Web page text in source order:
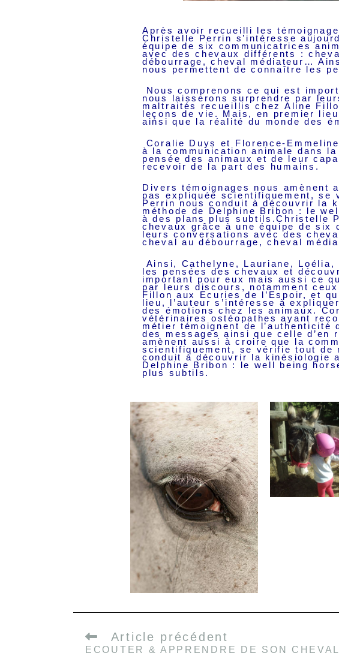
Après avoir recueilli les
Christelle Perrin s’intéresse
équipe de six communicatrices
avec des chevaux différents :
débourrage, cheval médiateur…
nous permettent de connaître les
Nous comprenons ce qui est
nous laisserons surprendre par
maltraités recueillis chez Aline
leçons de vie. Mais, en premier
ainsi que la réalité du monde des
Coralie Duys et Florence-
à la communication animale dans
pensée des animaux et de leur
recevoir de la part des humains.
Divers témoignages nous amènent
pas expliquée scientifiquement,
Perrin nous conduit à découvrir la
méthode de Delphine Bribon : le
à des plans plus subtils.Christelle
chevaux grâce à une équipe de
leurs conversations avec des
cheval au débourrage, cheval
Ainsi, Cathelyne, Lauriane,
les pensées des chevaux et
important pour eux mais aussi ce
par leurs discours, notamment
Fillon aux Ecuries de l’Espoir, et
lieu, l’auteur s’intéresse à
des émotions chez les animaux.
vétérinaires ostéopathes ayant
métier témoignent de
des messages ainsi que celle d’en
amènent aussi à croire que la
scientifiquement, se vérifie tout de
conduit à découvrir la kinésiologie
Delphine Bribon : le well being
plus subtils.
Article précédent
ECOUTER & APPRENDRE DE SON CHEVAL